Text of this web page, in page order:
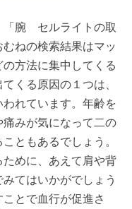
「腕 セルライトの取
ねの検索結果はマッ
方法に集中してくる
くる原因の１つは、
れています。年齢を
みが気になって二の
ともあるでしょう。
めに、あえて肩や背
てはいかがでしょう
とで血行が促進さ